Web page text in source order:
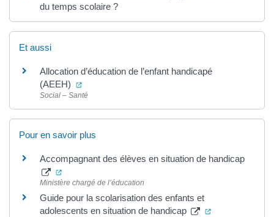
du temps scolaire ?
Et aussi
Allocation d’éducation de l’enfant handicapé
(AEEH)
(ouverture dans un nouvel onglet)
Social – Santé
Pour en savoir plus
Accompagnant des élèves en situation de handicap
(ouverture dans un nouvel onglet)
Ministère chargé de l’éducation
Guide pour la scolarisation des enfants et
adolescents en situation de handicap
(ouverture